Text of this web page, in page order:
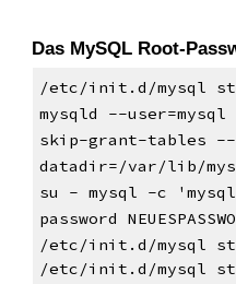
Das MySQL Root-
/etc/init.d/mysql
mysqld --
skip-grant-tables --
datadir=/var/lib/
su - mysql -c
password
/etc/init.d/mysql
/etc/init.d/mysql